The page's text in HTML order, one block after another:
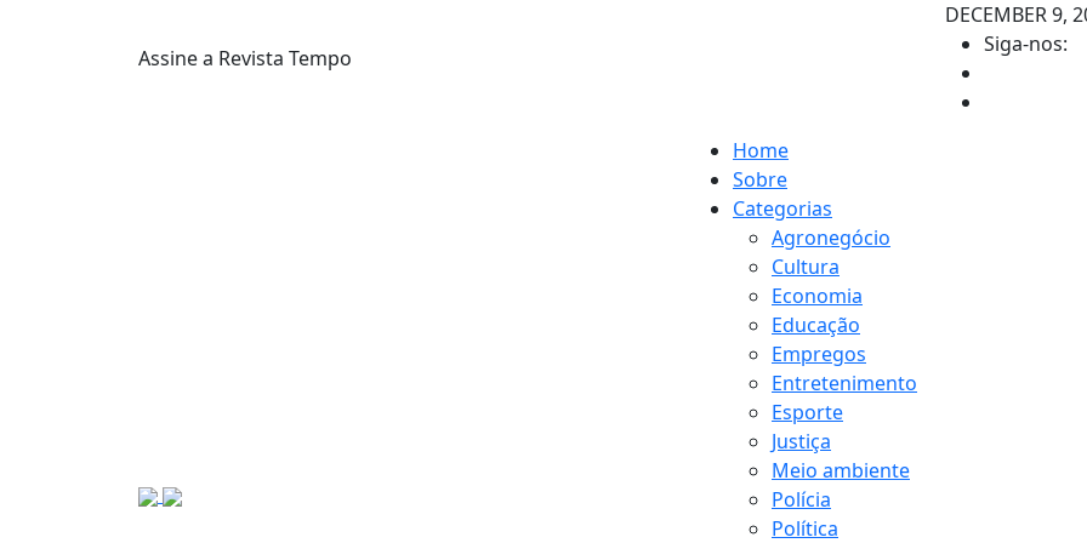
Assine a Revista Tempo
DECEMBER 9,
Siga-nos:
Home
Sobre
Categorias
Agronegócio
Cultura
Economia
Educação
Empregos
Entretenimento
Esporte
Justiça
Meio ambiente
Polícia
Política